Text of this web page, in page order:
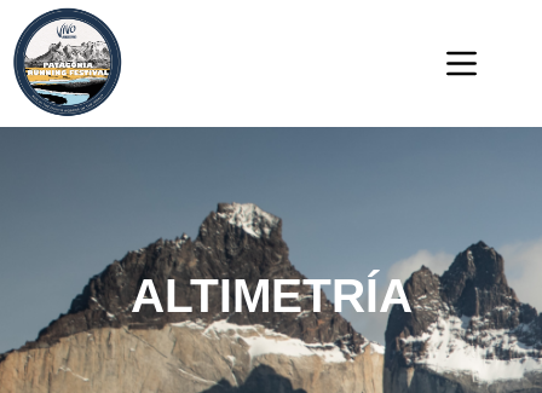
ALTIMETRÍA